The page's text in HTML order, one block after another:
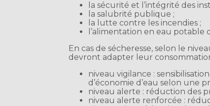
la sécurité et l’intégrité des
la salubrité publique ;
la lutte contre les incendies ;
l’alimentation en eau potable
En cas de sécheresse, selon le
devront adapter leur
niveau vigilance :
d’économie d’eau selon une
niveau alerte : réduction des
niveau alerte renforcée :